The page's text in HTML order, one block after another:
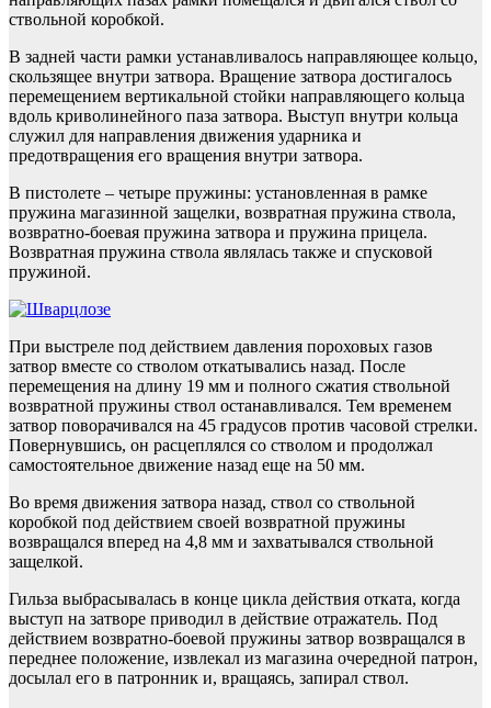
ствольной коробкой.
В задней части рамки устанавливалось направляющее кольцо,
скользящее внутри затвора. Вращение затвора достигалось
перемещением вертикальной стойки направляющего кольца
вдоль криволинейного паза затвора. Выступ внутри кольца
служил для направления движения ударника и
предотвращения его вращения внутри затвора.
В пистолете – четыре пружины: установленная в рамке
пружина магазинной защелки, возвратная пружина ствола,
возвратно-боевая пружина затвора и пружина прицела.
Возвратная пружина ствола являлась также и спусковой
пружиной.
При выстреле под действием давления пороховых газов
затвор вместе со стволом откатывались назад. После
перемещения на длину 19 мм и полного сжатия ствольной
возвратной пружины ствол останавливался. Тем временем
затвор поворачивался на 45 градусов против часовой стрелки.
Повернувшись, он расцеплялся со стволом и продолжал
самостоятельное движение назад еще на 50 мм.
Во время движения затвора назад, ствол со ствольной
коробкой под действием своей возвратной пружины
возвращался вперед на 4,8 мм и захватывался ствольной
защелкой.
Гильза выбрасывалась в конце цикла действия отката, когда
выступ на затворе приводил в действие отражатель. Под
действием возвратно-боевой пружины затвор возвращался в
переднее положение, извлекал из магазина очередной патрон,
досылал его в патронник и, вращаясь, запирал ствол.